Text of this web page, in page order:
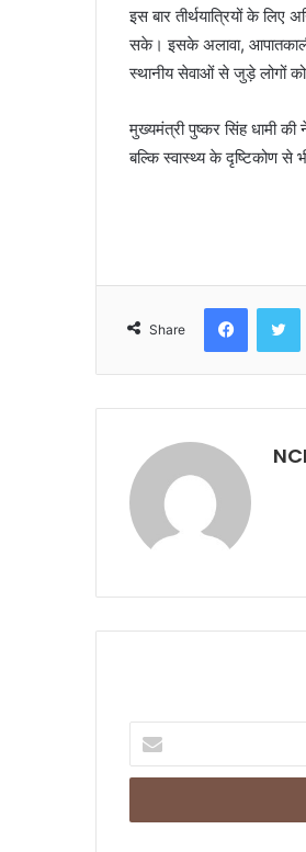
इस बार तीर्थयात्रियों के लिए
सके। इसके अलावा,
स्थानीय सेवाओं से जुड़े लोगों को
मुख्यमंत्री पुष्कर सिंह धामी
बल्कि स्वास्थ्य के दृष्टिकोण से
Share
t
r